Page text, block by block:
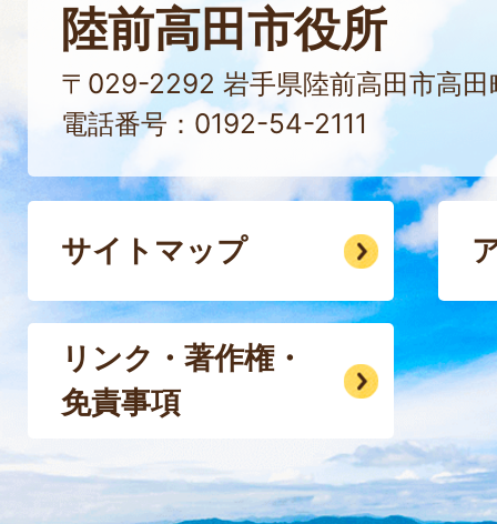
陸前高田市役所
〒029-2292 岩手県陸前高田市高田
電話番号：0192-54-2111
サイトマップ
リンク・著作権・
免責事項